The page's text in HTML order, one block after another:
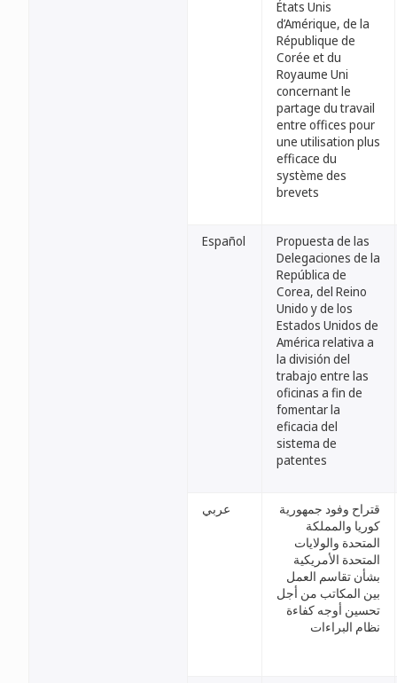
États Unis
d’Amérique, de la
République de
Corée et du
Royaume Uni
concernant le
partage du travail
entre offices pour
une utilisation plus
efficace du
système des
brevets
Español
Propuesta de las
Delegaciones de la
República de
Corea, del Reino
Unido y de los
Estados Unidos de
América relativa a
la división del
trabajo entre las
oficinas a fin de
fomentar la
eficacia del
sistema de
patentes
عربي
قتراح وفود جمهورية
كوريا والمملكة
المتحدة والولايات
المتحدة الأمريكية
بشأن تقاسم العمل
بين المكاتب من أجل
تحسين أوجه كفاءة
نظام البراءات